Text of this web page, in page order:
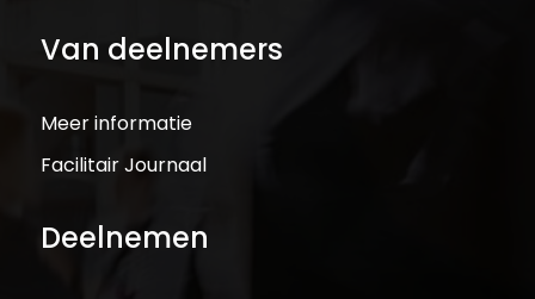
Van deelnemers
Meer informatie
Facilitair Journaal
Deelnemen